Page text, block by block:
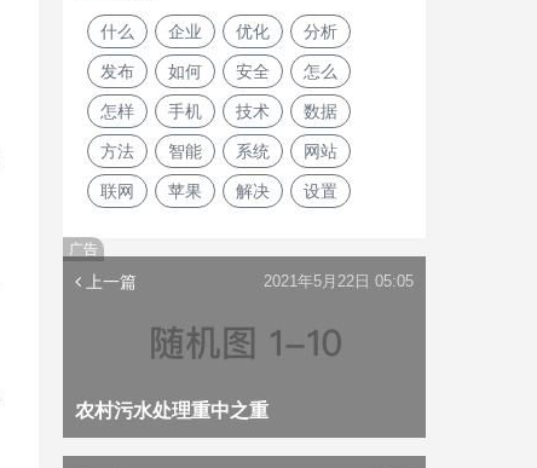
什么 企业 优化 分析
发布 如何 安全 怎么
怎样 手机 技术 数据
方法 智能 系统 网站
联网 苹果 解决 设置
广告
上一篇
农村污水处理重中之重
2021年5月22日 05:05